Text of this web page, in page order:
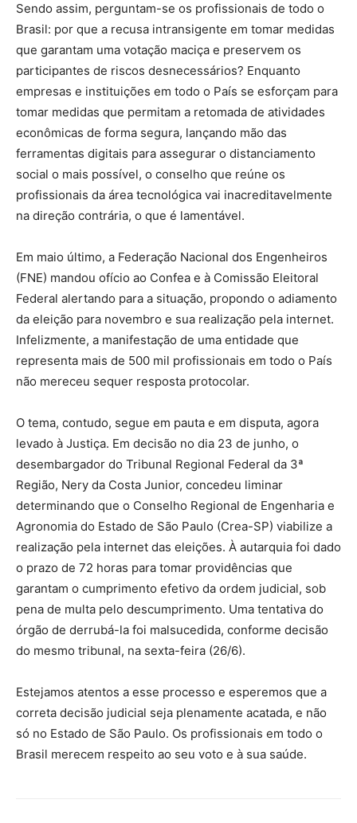
Sendo assim, perguntam-se os profissionais de todo o
Brasil: por que a recusa intransigente em tomar medidas
que garantam uma votação maciça e preservem os
participantes de riscos desnecessários? Enquanto
empresas e instituições em todo o País se esforçam para
tomar medidas que permitam a retomada de atividades
econômicas de forma segura, lançando mão das
ferramentas digitais para assegurar o distanciamento
social o mais possível, o conselho que reúne os
profissionais da área tecnológica vai inacreditavelmente
na direção contrária, o que é lamentável.
Em maio último, a Federação Nacional dos Engenheiros
(FNE) mandou ofício ao Confea e à Comissão Eleitoral
Federal alertando para a situação, propondo o adiamento
da eleição para novembro e sua realização pela internet.
Infelizmente, a manifestação de uma entidade que
representa mais de 500 mil profissionais em todo o País
não mereceu sequer resposta protocolar.
O tema, contudo, segue em pauta e em disputa, agora
levado à Justiça. Em decisão no dia 23 de junho, o
desembargador do Tribunal Regional Federal da 3ª
Região, Nery da Costa Junior, concedeu liminar
determinando que o Conselho Regional de Engenharia e
Agronomia do Estado de São Paulo (Crea-SP) viabilize a
realização pela internet das eleições. À autarquia foi dado
o prazo de 72 horas para tomar providências que
garantam o cumprimento efetivo da ordem judicial, sob
pena de multa pelo descumprimento. Uma tentativa do
órgão de derrubá-la foi malsucedida, conforme decisão
do mesmo tribunal, na sexta-feira (26/6).
Estejamos atentos a esse processo e esperemos que a
correta decisão judicial seja plenamente acatada, e não
só no Estado de São Paulo. Os profissionais em todo o
Brasil merecem respeito ao seu voto e à sua saúde.